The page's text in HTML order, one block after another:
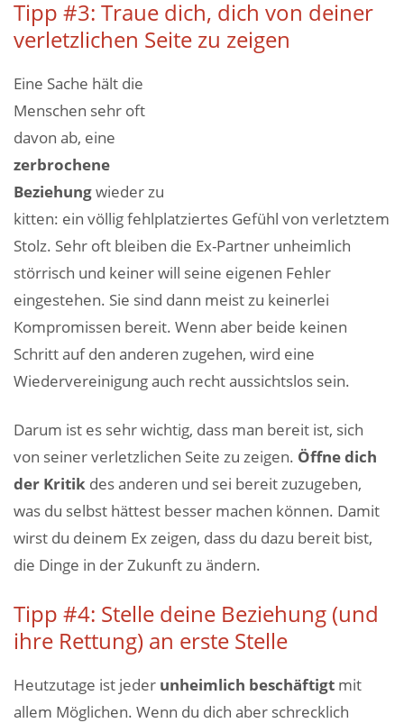
Tipp #3: Traue dich, dich von deiner
verletzlichen Seite zu zeigen
Eine Sache hält die
Menschen sehr oft
davon ab, eine
zerbrochene
Beziehungwieder zu
kitten: ein völlig fehlplatziertes Gefühl von verletztem
Stolz. Sehr oft bleiben die Ex-Partner unheimlich
störrisch und keiner will seine eigenen Fehler
eingestehen. Sie sind dann meist zu keinerlei
Kompromissen bereit. Wenn aber beide keinen
Schritt auf den anderen zugehen, wird eine
Wiedervereinigung auch recht aussichtslos sein.
Darum ist es sehr wichtig, dass man bereit ist, sich
von seiner verletzlichen Seite zu zeigen. Öffne dich
der Kritik des anderen und sei bereit zuzugeben,
was du selbst hättest besser machen können. Damit
wirst du deinem Ex zeigen, dass du dazu bereit bist,
die Dinge in der Zukunft zu ändern.
Tipp #4: Stelle deine Beziehung (und
ihre Rettung) an erste Stelle
Heutzutage ist jeder unheimlich beschäftigt mit
allem Möglichen. Wenn du dich aber schrecklich